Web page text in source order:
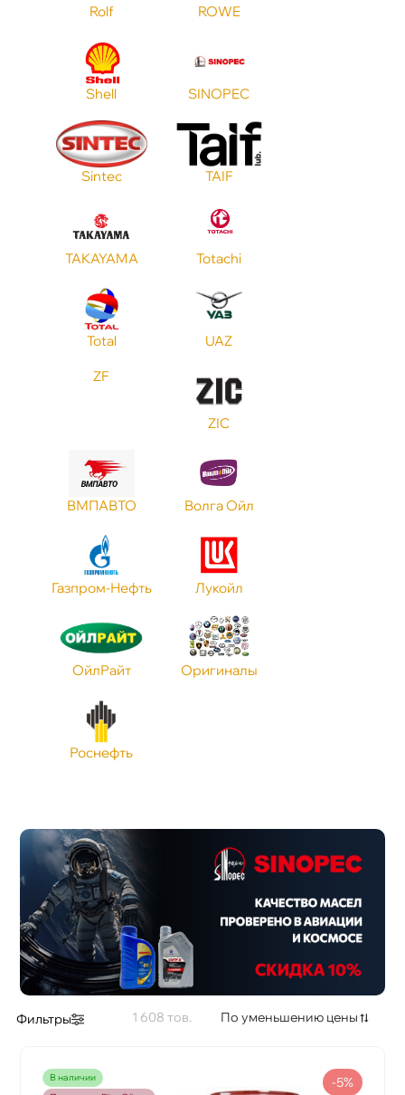
Rolf ROWE
Shell SINOPEC
Sintec TAIF
TAKAYAMA Totachi
Total UAZ
ZF
ZIC
МПАВТО олга Ойл
Газпром-Нефть Лукойл
ОйлРайт Оригиналы
Роснефть
Фильтры 1 608 По уменьшению цены
наличии
-5%